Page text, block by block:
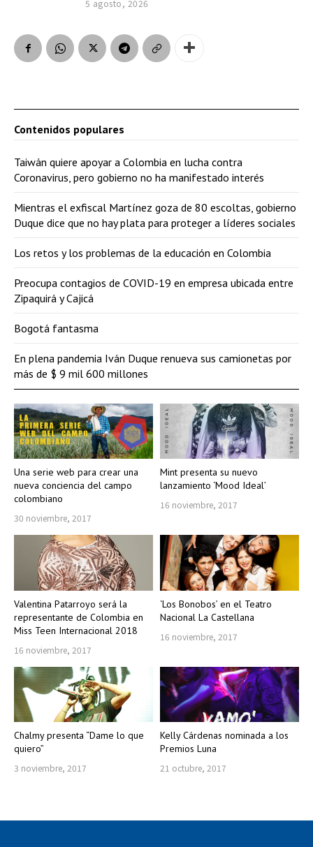
5 agosto, 2026
Una serie web para crear una
nueva conciencia del campo
colombiano
30 noviembre, 2017
Mint presenta su nuevo
lanzamiento ‘Mood Ideal’
16 noviembre, 2017
Valentina Patarroyo será la
representante de Colombia en
Miss Teen Internacional 2018
16 noviembre, 2017
‘Los Bonobos’ en el Teatro
Nacional La Castellana
16 noviembre, 2017
Chalmy presenta “Dame lo que
quiero”
3 noviembre, 2017
Kelly Cárdenas nominada a los
Premios Luna
21 octubre, 2017
Contenidos populares
Taiwán quiere apoyar a Colombia en lucha contra
Coronavirus, pero gobierno no ha manifestado interés
Mientras el exfiscal Martínez goza de 80 escoltas, gobierno
Duque dice que no hay plata para proteger a líderes sociales
Los retos y los problemas de la educación en Colombia
Preocupa contagios de COVID-19 en empresa ubicada entre
Zipaquirá y Cajicá
Bogotá fantasma
En plena pandemia Iván Duque renueva sus camionetas por
más de $ 9 mil 600 millones